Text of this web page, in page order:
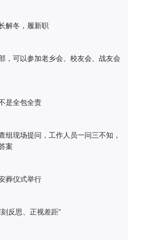
解冬，履新职
，可以参加老乡会、校友会、战友会
是全包全责
组现场提问，工作人员一问三不知，
案
葬仪式举行
反思、正视差距”